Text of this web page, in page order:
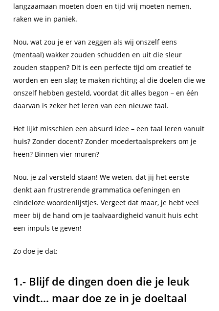
langzaamaan moeten doen en tijd vrij moeten nemen,
raken we in paniek.
Nou, wat zou je er van zeggen als wij onszelf eens
(mentaal) wakker zouden schudden en uit die sleur
zouden stappen? Dit is een perfecte tijd om creatief te
worden en een slag te maken richting al die doelen die we
onszelf hebben gesteld, voordat dit alles begon – en één
daarvan is zeker het leren van een nieuwe taal.
Het lijkt misschien een absurd idee – een taal leren vanuit
huis? Zonder docent? Zonder moedertaalsprekers om je
heen? Binnen vier muren?
Nou, je zal versteld staan! We weten, dat jij het eerste
denkt aan frustrerende grammatica oefeningen en
eindeloze woordenlijstjes. Vergeet dat maar, je hebt veel
meer bij de hand om je taalvaardigheid vanuit huis echt
een impuls te geven!
Zo doe je dat:
1.- Blijf de dingen doen die je leuk
vindt… maar doe ze in je doeltaal